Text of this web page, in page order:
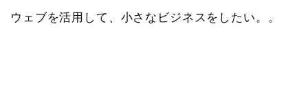
ウェブを活用して、小さなビジネスをしたい。。